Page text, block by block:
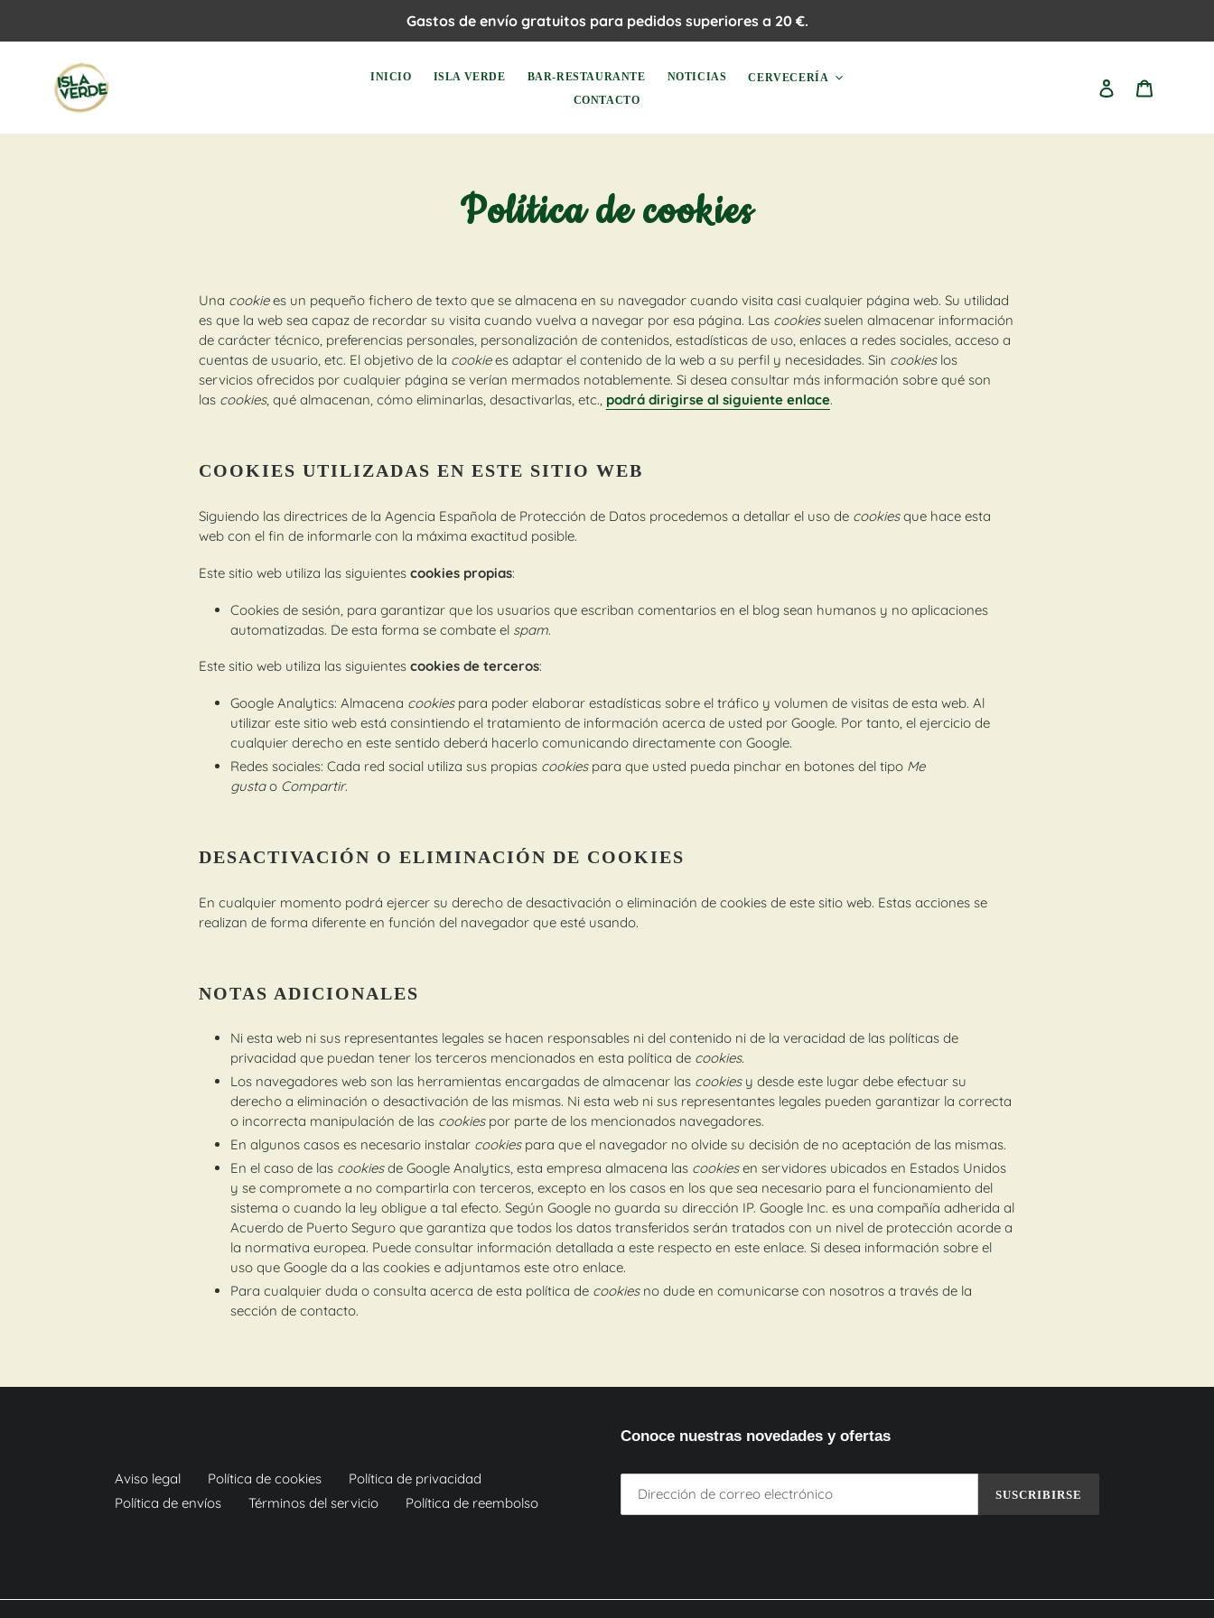
contenido
Gastos de envío gratuitos para pedidos superiores a 20 €.
INICIO ISLA VERDE BAR-RESTAURANTE NOTICIAS
CERVECERÍA
CONTACTO
Ingresar
Política de cookies
Una cookiees un pequeño fichero de texto que se almacena en su navegador cuando visita casi cualquier página web. Su utilidad
es que la web sea capaz de recordar su visita cuando vuelva a navegar por esa página. Las cookiessuelen almacenar información
de carácter técnico, preferencias personales, personalización de contenidos, estadísticas de uso, enlaces a redes sociales, acceso a
cuentas de usuario, etc. El objetivo de la cookiees adaptar el contenido de la web a su perfil y necesidades. Sin cookies los
servicios ofrecidos por cualquier página se verían mermados notablemente. Si desea consultar más información sobre qué son
las cookies, qué almacenan, cómo eliminarlas, desactivarlas, etc., podrá dirigirse al siguiente enlace.
COOKIES UTILIZADAS EN ESTE SITIO WEB
Siguiendo las directrices de la Agencia Española de Protección de Datos procedemos a detallar el uso de cookiesque hace esta
web con el fin de informarle con la máxima exactitud posible.
Este sitio web utiliza las siguientescookies propias:
Cookies de sesión, para garantizar que los usuarios que escriban comentarios en el blog sean humanos y no aplicaciones
automatizadas. De esta forma se combate el spam.
Este sitio web utiliza las siguientescookies de terceros:
Google Analytics: Almacena cookies para poder elaborar estadísticas sobre el tráfico y volumen de visitas de esta web. Al
utilizar este sitio web está consintiendo el tratamiento de información acerca de usted por Google. Por tanto, el ejercicio de
cualquier derecho en este sentido deberá hacerlo comunicando directamente con Google.
Redes sociales: Cada red social utiliza sus propias cookies para que usted pueda pinchar en botones del tipo Me
gustao Compartir.
DESACTIVACIÓN O ELIMINACIÓN DE COOKIES
En cualquier momento podrá ejercer su derecho de desactivación o eliminación de cookies de este sitio web. Estas acciones se
realizan de forma diferente en función del navegador que esté usando.
NOTAS ADICIONALES
Ni esta web ni sus representantes legales se hacen responsables ni del contenido ni de la veracidad de las políticas de
privacidad que puedan tener los terceros mencionados en esta política de cookies.
Los navegadores web son las herramientas encargadas de almacenar las cookies y desde este lugar debe efectuar su
derecho a eliminación o desactivación de las mismas. Ni esta web ni sus representantes legales pueden garantizar la correcta
o incorrecta manipulación de las cookies por parte de los mencionados navegadores.
En algunos casos es necesario instalar cookies para que el navegador no olvide su decisión de no aceptación de las mismas.
En el caso de las cookiesde Google Analytics, esta empresa almacena las cookiesen servidores ubicados en Estados Unidos
y se compromete a no compartirla con terceros, excepto en los casos en los que sea necesario para el funcionamiento del
sistema o cuando la ley obligue a tal efecto. Según Google no guarda su dirección IP. Google Inc. es una compañía adherida al
Acuerdo de Puerto Seguro que garantiza que todos los datos transferidos serán tratados con un nivel de protección acorde a
la normativa europea. Puede consultar información detallada a este respectoen este enlace. Si desea información sobre el
uso que Google da a las cookies e adjuntamos este otro enlace.
Para cualquier duda o consulta acerca de esta política de cookies no dude en comunicarse con nosotros a través de la
sección de contacto.
Aviso legal Política de cookies
Política de privacidad
Política de envíos
Términos del servicio Política de reembolso
Conoce nuestras novedades y ofertas
SUSCRIBIRSE